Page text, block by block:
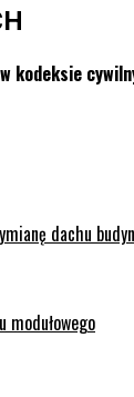
kodeksie
dachu
modułowego